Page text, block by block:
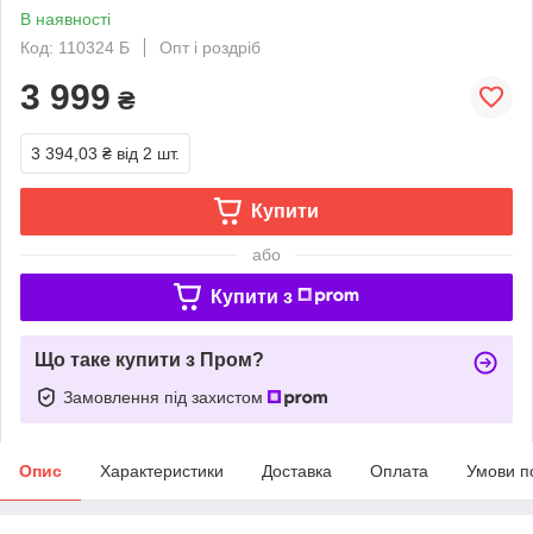
В наявності
Код: 110324 Б
Опт і роздріб
3 999 ₴
3 394,03 ₴ від 2 шт.
Купити
або
Купити з
Що таке купити з Пром?
Замовлення під захистом
Опис Характеристики Доставка Оплата Умови